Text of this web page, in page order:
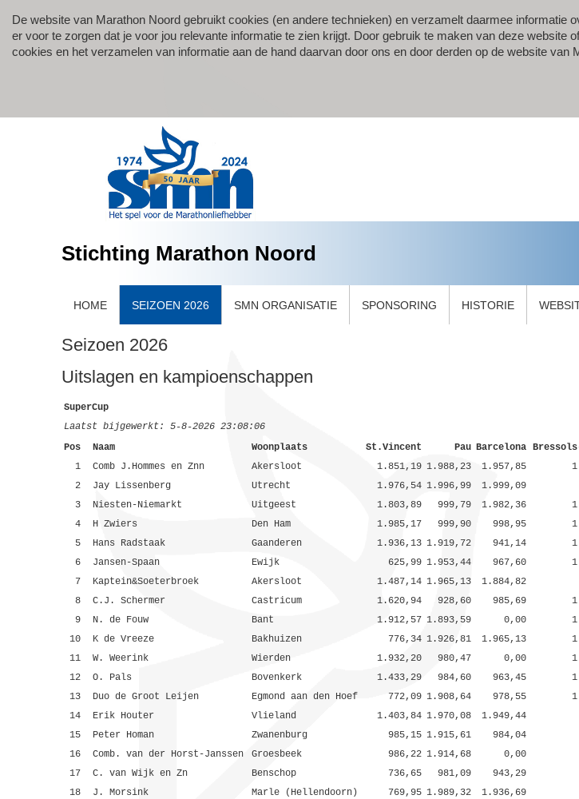
De website van Marathon Noord gebruikt cookies (en andere technieken) en verzamelt daarmee
er voor te zorgen dat je voor jou relevante informatie te zien krijgt. Door gebruik te maken van deze
cookies en het verzamelen van informatie aan de hand daarvan door ons en door derden op de website van
Stichting Marathon Noord
HOME SEIZOEN 2026 SMN ORGANISATIE SPONSORING HISTORIE
Seizoen 2026
Uitslagen en kampioenschappen
SuperCup
Laatst bijgewerkt: 5-8-2026 23:08:06
Pos
Naam Woonplaats St.Vincent Pau Barcelona
1
Comb J.Hommes en Znn Akersloot 1.851,19 1.988,23 1.957,85
2
Jay Lissenberg Utrecht 1.976,54 1.996,99 1.999,09
3
Niesten-Niemarkt Uitgeest 1.803,89 999,79 1.982,36
4
H Zwiers Den Ham 1.985,17 999,90 998,95
5
Hans Radstaak Gaanderen 1.936,13 1.919,72 941,14
6
Jansen-Spaan Ewijk 625,99 1.953,44 967,60
7
Kaptein&Soeterbroek Akersloot 1.487,14 1.965,13 1.884,82
8
C.J. Schermer Castricum 1.620,94 928,60 985,69
9
N. de Fouw Bant 1.912,57 1.893,59 0,00
10
K de Vreeze Bakhuizen 776,34 1.926,81 1.965,13
11
W. Weerink Wierden 1.932,20 980,47 0,00
12
O. Pals Bovenkerk 1.433,29 984,60 963,45
13
Duo de Groot Leijen Egmond aan den Hoef 772,09 1.908,64 978,55
14
Erik Houter Vlieland 1.403,84 1.970,08 1.949,44
15
Peter Homan Zwanenburg 985,15 1.915,61 984,04
16
Comb. van der Horst-Janssen Groesbeek 986,22 1.914,68 0,00
17
C. van Wijk en Zn Benschop 736,65 981,09 943,29
18
J. Morsink Marle (Hellendoorn) 769,95 1.989,32 1.936,69